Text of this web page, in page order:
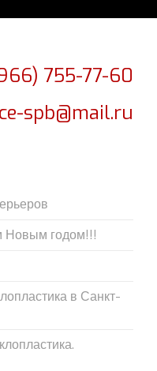
755-77-60
spb@mail.ru
Новым годом!!!
в Санкт-